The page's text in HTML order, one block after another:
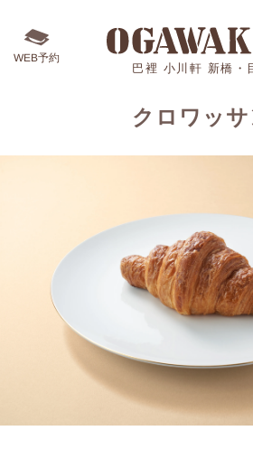
WEB予約
巴裡 小川軒 新橋・
クロワッサ